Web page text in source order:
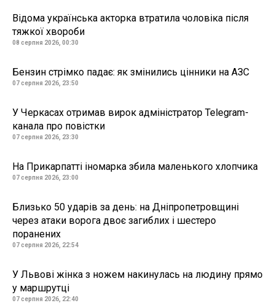
Відома українська акторка втратила чоловіка після
тяжкої хвороби
08 серпня 2026, 00:30
Бензин стрімко падає: як змінились цінники на АЗС
07 серпня 2026, 23:50
У Черкасах отримав вирок адміністратор Telegram-
канала про повістки
07 серпня 2026, 23:30
На Прикарпатті іномарка збила маленького хлопчика
07 серпня 2026, 23:00
Близько 50 ударів за день: на Дніпропетровщині
через атаки ворога двоє загиблих і шестеро
поранених
07 серпня 2026, 22:54
У Львові жінка з ножем накинулась на людину прямо
у маршрутці
07 серпня 2026, 22:40